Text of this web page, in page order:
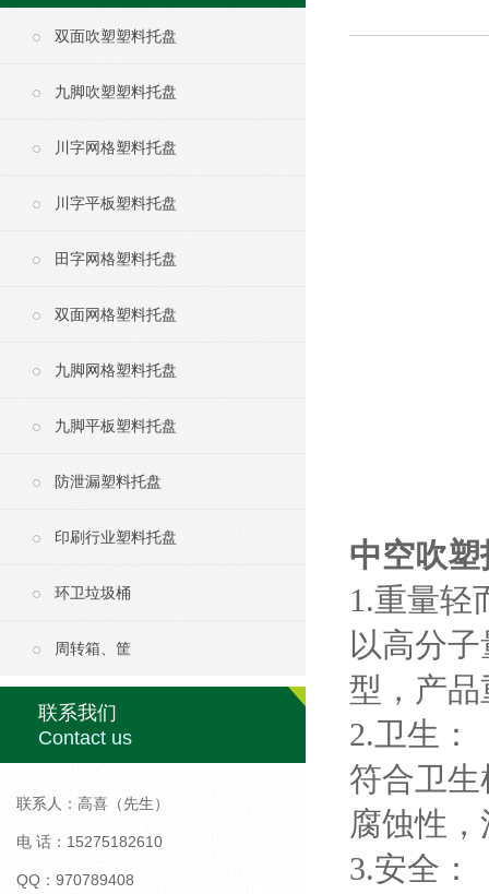
双面吹塑塑料托盘
九脚吹塑塑料托盘
川字网格塑料托盘
川字平板塑料托盘
田字网格塑料托盘
双面网格塑料托盘
九脚网格塑料托盘
九脚平板塑料托盘
防泄漏塑料托盘
印刷行业塑料托盘
环卫垃圾桶
周转箱、筐
联系我们
Contact us
联系人：高喜（先生）
电 话：15275182610
QQ：970789408
中空吹
1.重量轻
以高分
型，产
2.卫生：
符合卫
腐蚀性
3.安全：